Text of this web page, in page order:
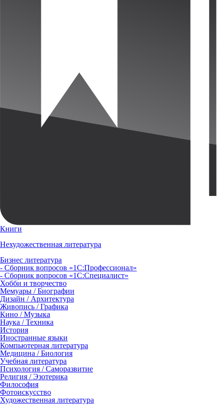
Книги
Нехудожественная литература
Бизнес литература
- Сборник вопросов «1С:Профессионал»
- Сборник вопросов «1С:Специалист»
Хобби и творчество
Мемуары / Биографии
Дизайн / Архитектура
Живопись / Графика
Кино / Музыка
Наука / Техника
История
Иностранные языки
Компьютерная литература
Медицина / Биология
Учебная литература
Психология / Саморазвитие
Религия / Эзотерика
Философия
Фотоискусство
Художественная литература